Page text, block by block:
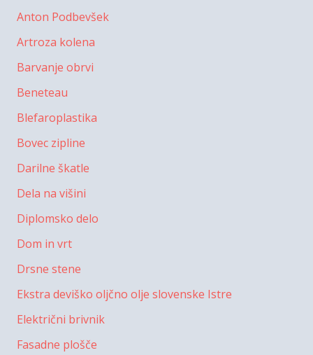
Anton Podbevšek
Artroza kolena
Barvanje obrvi
Beneteau
Blefaroplastika
Bovec zipline
Darilne škatle
Dela na višini
Diplomsko delo
Dom in vrt
Drsne stene
Ekstra deviško oljčno olje slovenske Istre
Električni brivnik
Fasadne plošče